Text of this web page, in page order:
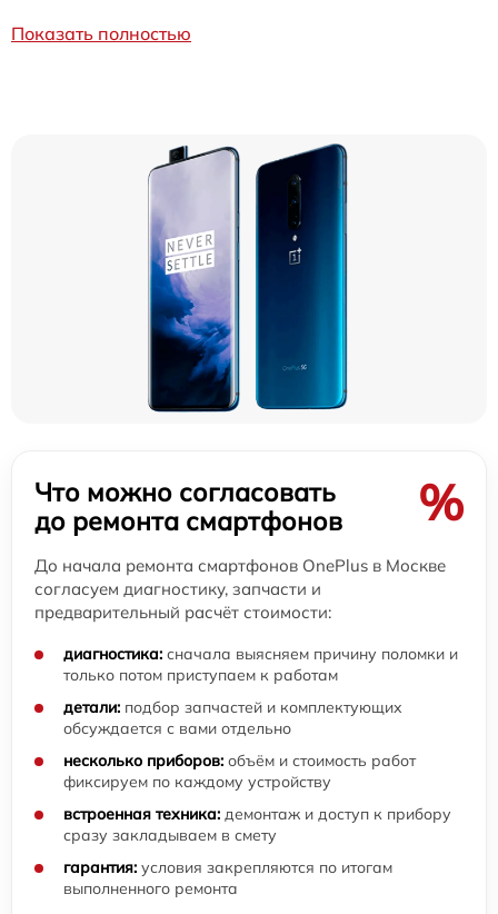
Показать полностью
Что можно согласовать
до ремонта смартфонов
%
До начала ремонта смартфонов OnePlus в Москве
согласуем диагностику, запчасти и
предварительный расчёт стоимости:
диагностика: сначала выясняем причину поломки и
только потом приступаем к работам
детали: подбор запчастей и комплектующих
обсуждается с вами отдельно
несколько приборов: объём и стоимость работ
фиксируем по каждому устройству
встроенная техника: демонтаж и доступ к прибору
сразу закладываем в смету
гарантия: условия закрепляются по итогам
выполненного ремонта